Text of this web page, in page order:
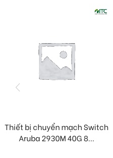
Thiết bị chuyển mạch Switch
Aruba 2930M 40G 8...